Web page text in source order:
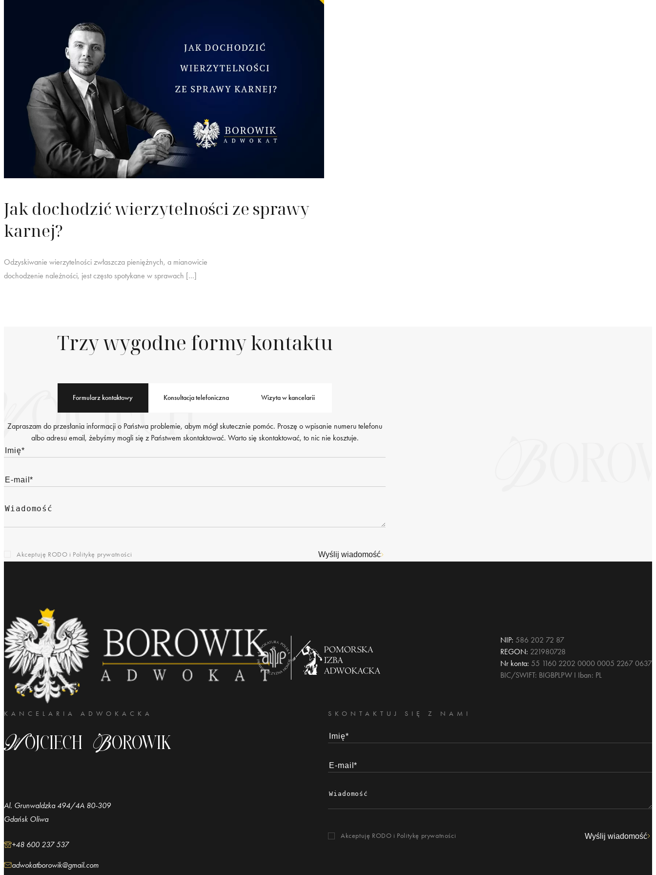
Jak dochodzić wierzytelności ze sprawy
karnej?
Odzyskiwanie wierzytelności zwłaszcza pieniężnych, a mianowicie
dochodzenie należności, jest często spotykane w sprawach […]
Trzy wygodne formy kontaktu
Formularz kontaktowy Konsultacja telefoniczna Wizyta w kancelarii
Zapraszam do przesłania informacji o Państwa problemie, abym mógł skutecznie pomóc. Proszę o wpisanie numeru telefonu
albo adresu email, żebyśmy mogli się z Państwem skontaktować. Warto się skontaktować, to nic nie kosztuje.
Akceptuję RODO i Politykę prywatności Wyślij wiadomość
NIP: 586 202 72 87
REGON: 221980728
Nr konta: 55 1160 2202 0000 0005 2267 0637
BIC/SWIFT: BIGBPLPW I Iban: PL
KANCELARIA ADWOKACKA
Wojciech Borowik
Al. Grunwaldzka 494/4A 80-309
Gdańsk Oliwa
+48 600 237 537
adwokatborowik@gmail.com
SKONTAKTUJ SIĘ Z NAMI
Akceptuję RODO i Politykę prywatności Wyślij wiadomość